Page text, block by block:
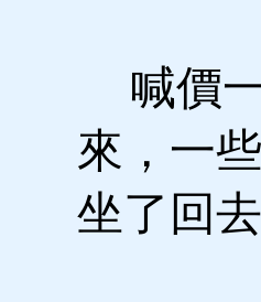
喊價一
來，一
坐了回